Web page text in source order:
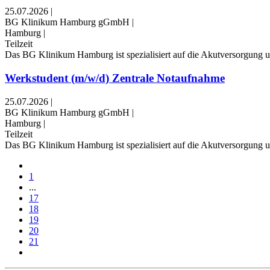
25.07.2026 |
BG Klinikum Hamburg gGmbH |
Hamburg |
Teilzeit
Das BG Klinikum Hamburg ist spezialisiert auf die Akutversorgung
Werkstudent (m/w/d) Zentrale Notaufnahme
25.07.2026 |
BG Klinikum Hamburg gGmbH |
Hamburg |
Teilzeit
Das BG Klinikum Hamburg ist spezialisiert auf die Akutversorgung
1
...
17
18
19
20
21